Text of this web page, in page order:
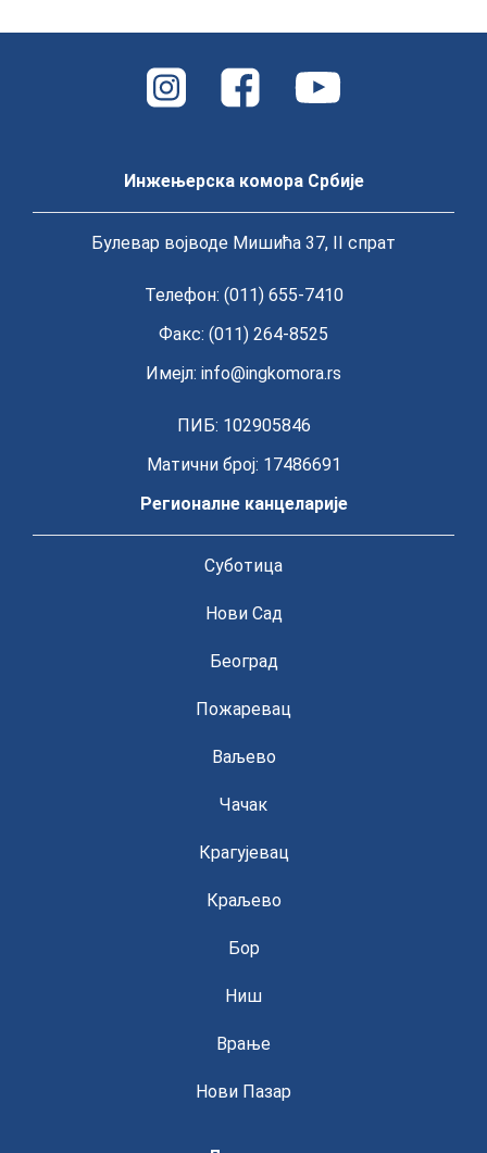
Инжењерска комора Србије
Булевар војводе Мишића 37, II спрат
Телефон: (011) 655-7410
Факс: (011) 264-8525
Имејл: info@ingkomora.rs
ПИБ: 102905846
Матични број: 17486691
Регионалне канцеларије
Суботица
Нови Сад
Београд
Пожаревац
Ваљево
Чачак
Крагујевац
Краљево
Бор
Ниш
Врање
Нови Пазар